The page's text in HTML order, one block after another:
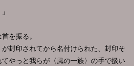
を振る。
が封印されてから名付けられた、封印そ
やっと我らが〈風の一族〉の手で扱い